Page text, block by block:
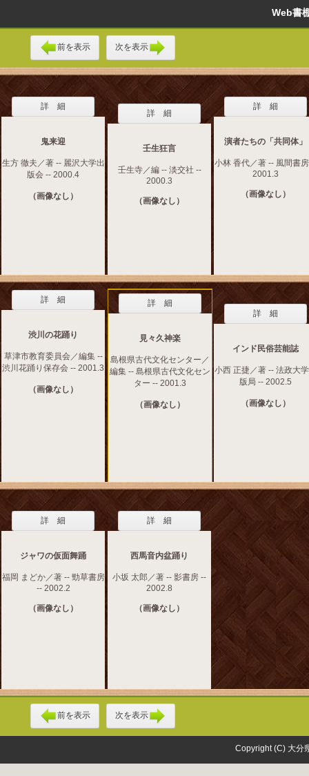
Web
前を表示 次を表示
詳 細
鬼来迎
生方 徹夫／著 -- 麗沢大学出
版会 -- 2000.4
（画像なし）
詳 細
壬生狂言
壬生寺／編 -- 淡交社 --
2000.3
（画像なし）
詳 細
演者たちの「共同体」
小林 香代／著 -- 風間書
2001.3
（画像なし）
詳 細
渋川の花踊り
草津市教育委員会／編集 --
渋川花踊り保存会 -- 2001.3
（画像なし）
詳 細
見々久神楽
島根県古代文化センター／
編集 -- 島根県古代文化セン
ター -- 2001.3
（画像なし）
詳 細
インド民俗芸能誌
小西 正捷／著 -- 法政大
版局 -- 2002.5
（画像なし）
詳 細
ジャワの仮面舞踊
福岡 まどか／著 -- 勁草書房
-- 2002.2
（画像なし）
詳 細
西馬音内盆踊り
小坂 太郎／著 -- 影書房 --
2002.8
（画像なし）
前を表示 次を表示
Copyright (C) 大分